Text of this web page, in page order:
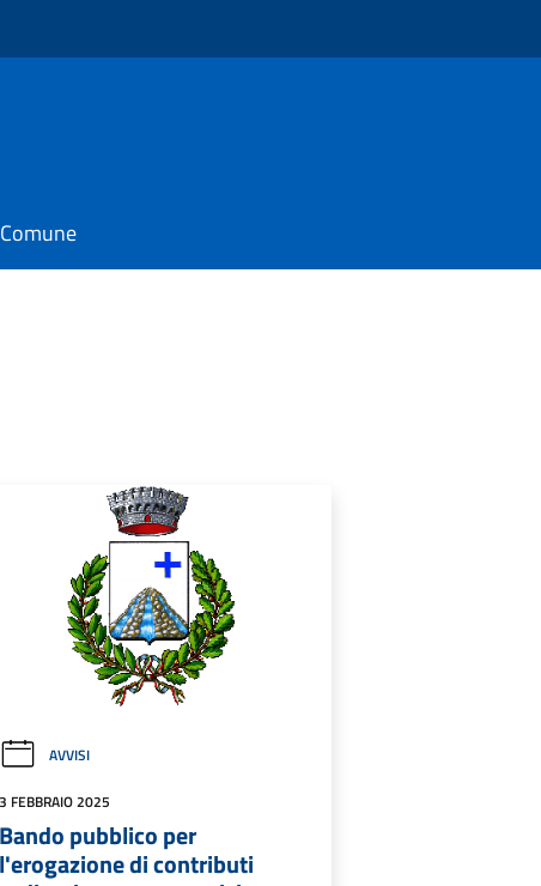
AVVISI
FEBBRAIO 2025
pubblico per
di contributi